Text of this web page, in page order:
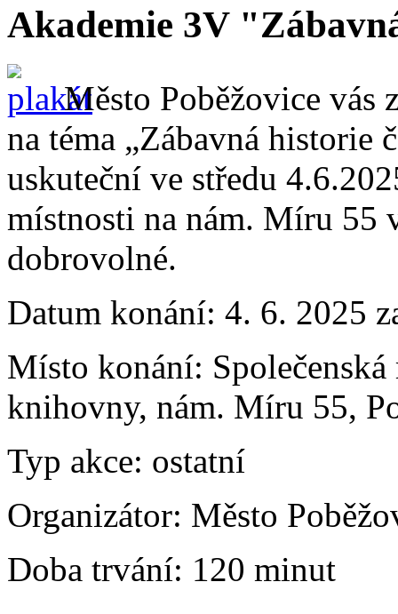
Akademie 3V
Město Poběžovice vás
na téma „Zábavná historie
uskuteční ve středu
místnosti na nám. Míru 55
dobrovolné.
Datum konání: 4. 6. 2025
Místo konání:
knihovny, nám. Míru 55,
Typ akce: ostatní
Organizátor: Město
Doba trvání: 120 minut